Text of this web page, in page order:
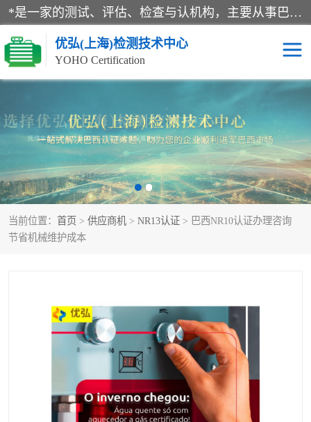
*是一家的测试、评估、检查与认机构，主要从事巴西NR10认证、NR12认证、NR13认证；ANATEL认证、INMTRO认证，欧盟CE认证：MD认证，PED认证，MID认证，ATEX认证，德国蓝色天使认证。
优弘(上海)检测技术中心
YOHO Certification
当前位置： 首页 > 供应商机 > NR13认证 > 巴西NR10认证办理咨询
节省机械维护成本
RECYCLASS认证 NR10认证
NR12认证 NR13认证
ART认证 巴西NR认证
巴西认证 RETIE认证